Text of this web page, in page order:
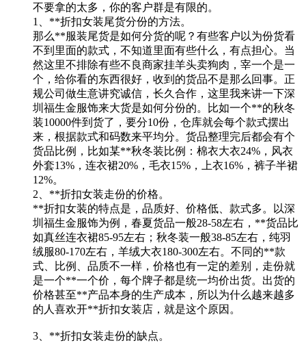
不要拿的太多，你的客户群是有限的。
1、**折扣女装尾货分份的方法。
那么**服装尾货是如何分货的呢？有些客户以为份货看
不到里面的款式，不知道里面有些什么，有点担心。当
然这里不排除有些不良商家挂羊头卖狗肉，宰一个是一
个，给你看的东西很好，收到的货品不是那么回事。正
规公司做生意讲究诚信，长久合作，这里我来讲一下深
圳福生金服饰来大货是如何分份的。比如一个**的秋冬
装10000件到货了，要分10份，仓库就会每个款式摆出
来，根据款式和码数来平均分。货品整理完后都会有个
货品比例，比如某**秋冬装比例：棉衣大衣24%，风衣
外套13%，连衣裙20%，毛衣15%，上衣16%，裤子半裙
12%。
2、**折扣女装走份的价格。
**折扣女装的特点是，品质好、价格低、款式多。以深
圳福生金服饰为例，春夏货品一般28-58左右，**货品比
如真丝连衣裙85-95左右；秋冬装一般38-85左右，纯羽
绒服80-170左右，羊绒大衣180-300左右。不同的**款
式、比例、品质不一样，价格也有一定的差别，走份就
是一个**一个价，每个牌子都是统一均价出货。出货的
价格甚至**产品本身的生产成本，所以为什么越来越多
的人喜欢开**折扣女装店，就是这个原因。
3、**折扣女装走份的缺点。